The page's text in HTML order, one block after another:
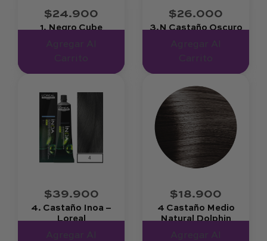
$24.900
1. Negro Cube
Evolution – Alfaparf
Agregar Al
Carrito
$26.000
3.n Castaño Oscuro
Agregar Al
Carrito
$39.900
4. Castaño Inoa –
Loreal
Agregar Al
$18.900
4 Castaño Medio
Natural Dolphin
Touch X 60 Ml
Agregar Al